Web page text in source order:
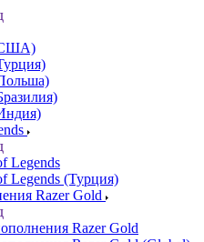
Legends
Legends (Турция)
Razer Gold
Razer Gold